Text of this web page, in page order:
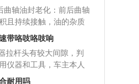
果是因为积碳过多引起
将三元催化器泡在草酸
况得到解决，将清洗剂
与燃油混合后，车辆启
汽油一起进入到燃烧
气排出，就可以让三元
往右同样也要打相同的
、最后强调要反复练
形成肌肉记忆，在真实
需要记忆也能打好方
曲轴油封老化：前后曲轴
且持续接触，油的杂质
温度变化使其密封效果
渗油或漏油。<&list>2、
积碳会使活塞环与缸体
致机油流入燃烧室中，
、机油粘度。使用
带咯吱咯吱响
拉杆头有较大间隙，判
仪器和工具，车主本人
将车辆送到修理厂或4s
耐用吗